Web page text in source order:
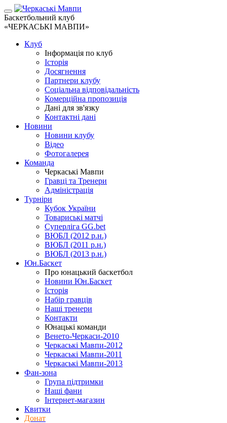
Баскетбольний клуб
«ЧЕРКАСЬКІ МАВПИ»
Клуб
Інформація по клуб
Історія
Досягнення
Партнери клубу
Соціальна відповідальність
Комерційна пропозиція
Дані для зв'язку
Контактні дані
Новини
Новини клубу
Відео
Фотогалерея
Команда
Черкаські Мавпи
Гравці та Тренери
Адміністрація
Турніри
Кубок України
Товариські матчі
Суперліга GG.bet
ВЮБЛ (2012 р.н.)
ВЮБЛ (2011 р.н.)
ВЮБЛ (2013 р.н.)
Юн.Баскет
Про юнацький баскетбол
Новини Юн.Баскет
Історія
Набір гравців
Наші тренери
Контакти
Юнацькі команди
Венето-Черкаси-2010
Черкаські Мавпи-2012
Черкаські Мавпи-2011
Черкаські Мавпи-2013
Фан-зона
Група підтримки
Наші фани
Інтернет-магазин
Квитки
Донат